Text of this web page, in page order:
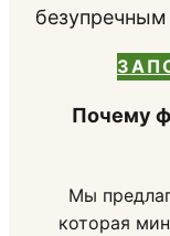
Почему
Мы
которая